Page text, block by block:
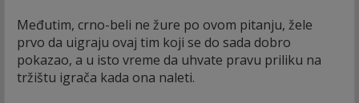
Međutim, crno-beli ne žure po ovom pitanju, žele
prvo da uigraju ovaj tim koji se do sada dobro
pokazao, a u isto vreme da uhvate pravu priliku na
tržištu igrača kada ona naleti.